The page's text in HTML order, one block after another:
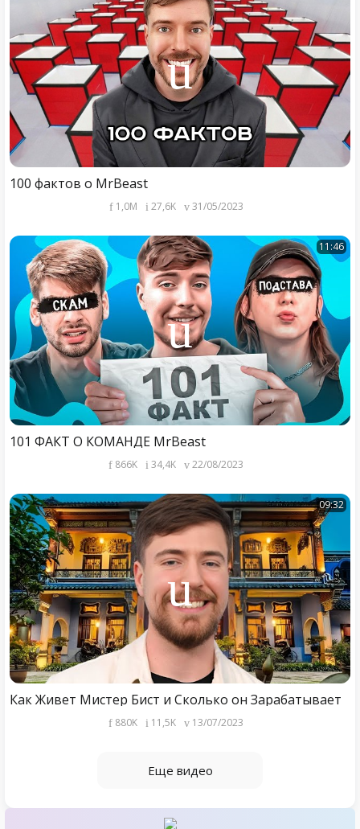
100 фактов о MrBeast
1,0M 27,6K 31/05/2023
11:46
101 ФАКТ О КОМАНДЕ MrBeast
866K 34,4K 22/08/2023
09:32
Как Живет Мистер Бист и Сколько он Зарабатывает
880K 11,5K 13/07/2023
Еще видео